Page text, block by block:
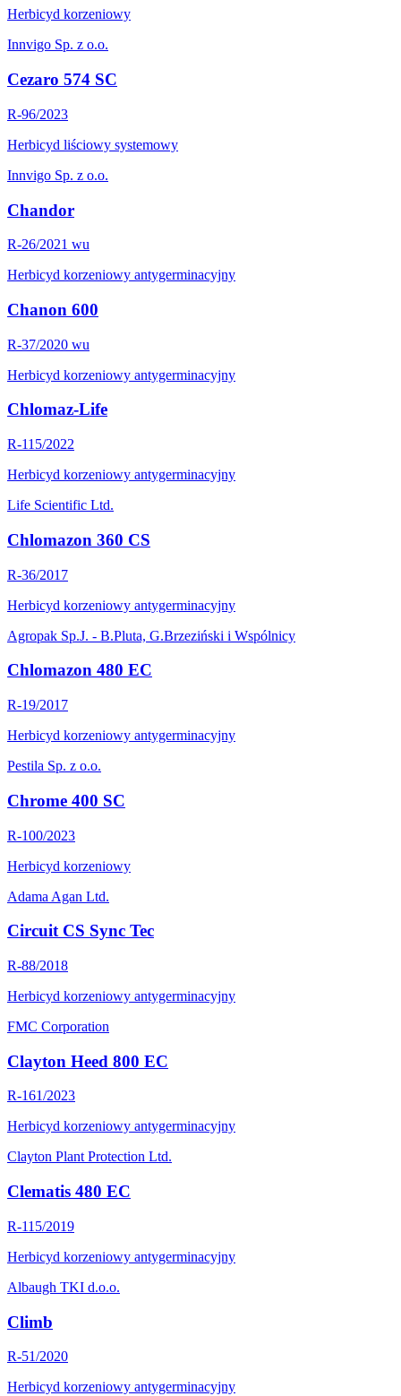
Herbicyd korzeniowy
Innvigo Sp. z o.o.
Cezaro 574 SC
R-96/2023
Herbicyd liściowy systemowy
Innvigo Sp. z o.o.
Chandor
R-26/2021 wu
Herbicyd korzeniowy antygerminacyjny
Chanon 600
R-37/2020 wu
Herbicyd korzeniowy antygerminacyjny
Chlomaz-Life
R-115/2022
Herbicyd korzeniowy antygerminacyjny
Life Scientific Ltd.
Chlomazon 360 CS
R-36/2017
Herbicyd korzeniowy antygerminacyjny
Agropak Sp.J. - B.Pluta, G.Brzeziński i Wspólnicy
Chlomazon 480 EC
R-19/2017
Herbicyd korzeniowy antygerminacyjny
Pestila Sp. z o.o.
Chrome 400 SC
R-100/2023
Herbicyd korzeniowy
Adama Agan Ltd.
Circuit CS Sync Tec
R-88/2018
Herbicyd korzeniowy antygerminacyjny
FMC Corporation
Clayton Heed 800 EC
R-161/2023
Herbicyd korzeniowy antygerminacyjny
Clayton Plant Protection Ltd.
Clematis 480 EC
R-115/2019
Herbicyd korzeniowy antygerminacyjny
Albaugh TKI d.o.o.
Climb
R-51/2020
Herbicyd korzeniowy antygerminacyjny